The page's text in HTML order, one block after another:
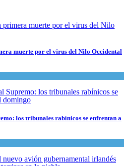
muerte por el virus del Nilo Occidental
los tribunales rabínicos se enfrentan a